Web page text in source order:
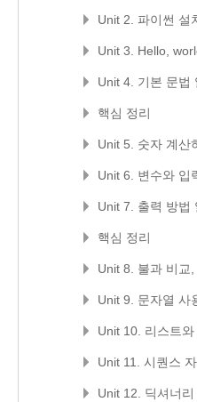
Unit 2. 파이썬 설
Unit 3. Hello,
Unit 4. 기본 문법
핵심 정리
Unit 5. 숫자 계산
Unit 6. 변수와 입
Unit 7. 출력 방법
핵심 정리
Unit 8. 불과 비교
Unit 9. 문자열 사
Unit 10. 리스트
Unit 11. 시퀀스
Unit 12. 딕셔너리